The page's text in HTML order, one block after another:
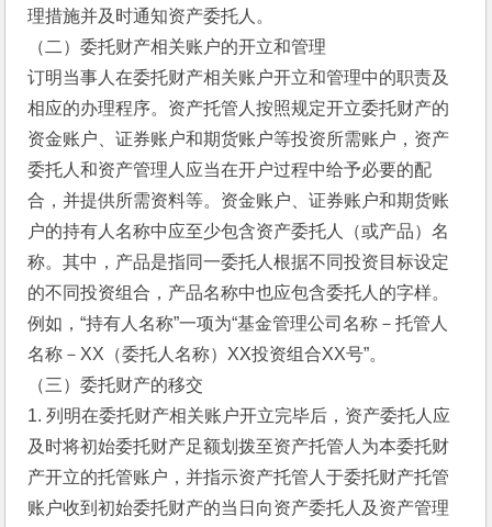
理措施并及时通知资产委托人。
（二）委托财产相关账户的开立和管理
订明当事人在委托财产相关账户开立和管理中的职责及
相应的办理程序。资产托管人按照规定开立委托财产的
资金账户、证券账户和期货账户等投资所需账户，资产
委托人和资产管理人应当在开户过程中给予必要的配
合，并提供所需资料等。资金账户、证券账户和期货账
户的持有人名称中应至少包含资产委托人（或产品）名
称。其中，产品是指同一委托人根据不同投资目标设定
的不同投资组合，产品名称中也应包含委托人的字样。
例如，“持有人名称”一项为“基金管理公司名称－托管人
名称－XX（委托人名称）XX投资组合XX号”。
（三）委托财产的移交
1. 列明在委托财产相关账户开立完毕后，资产委托人应
及时将初始委托财产足额划拨至资产托管人为本委托财
产开立的托管账户，并指示资产托管人于委托财产托管
账户收到初始委托财产的当日向资产委托人及资产管理